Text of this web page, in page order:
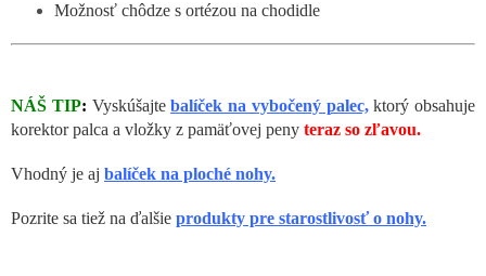
Možnosť chôdze s ortézou na chodidle
NÁŠ TIP: Vyskúšajte balíček na vybočený palec, ktorý obsahuje
korektor palca a vložky z pamäťovej peny teraz so zľavou.
Vhodný je aj balíček na ploché nohy.
Pozrite sa tiež na ďalšie produkty pre starostlivosť o nohy.